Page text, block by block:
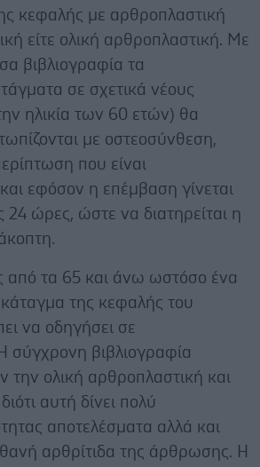
κεφαλής με αρθροπλαστική
είτε ολική αρθροπλαστική. Με
βιβλιογραφία τα
σε σχετικά νέους
ηλικία των 60 ετών) θα
με οστεοσύνθεση,
που είναι
εφόσον η επέμβαση γίνεται
24 ώρες, ώστε να διατηρείται η
από τα 65 και άνω ωστόσο ένα
της κεφαλής του
να οδηγήσει σε
σύγχρονη βιβλιογραφία
την ολική αρθροπλαστική και
αυτή δίνει πολύ
αποτελέσματα αλλά και
αρθρίτιδα της άρθρωσης. Η